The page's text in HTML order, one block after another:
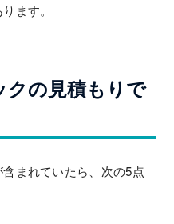
ます。
の見積もりで
まれていたら、次の5点